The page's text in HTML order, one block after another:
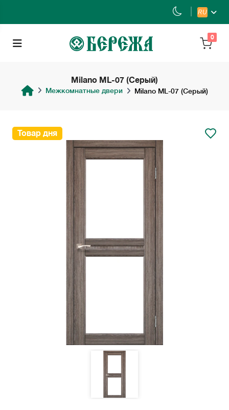
RU
0
Milano ML-07 (Серый)
Межкомнатные двери Milano ML-07 (Серый)
Товар дня